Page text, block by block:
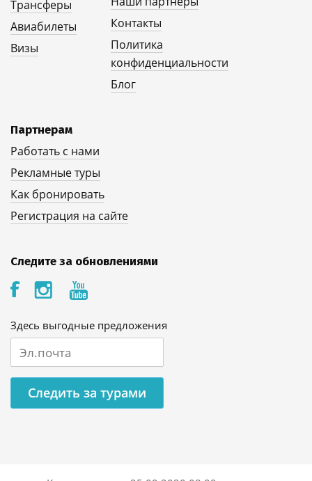
Трансферы
Авиабилеты
Визы
Контакты
Политика
конфиденциальности
Блог
Партнерам
Работать с нами
Рекламные туры
Как бронировать
Регистрация на сайте
Следите за обновлениями
Здесь выгодные предложения
Следить за турами